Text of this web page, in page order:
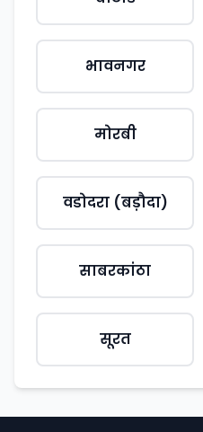
भावनगर
मोरबी
वडोदरा (बड़ौदा)
साबरकांठा
सूरत